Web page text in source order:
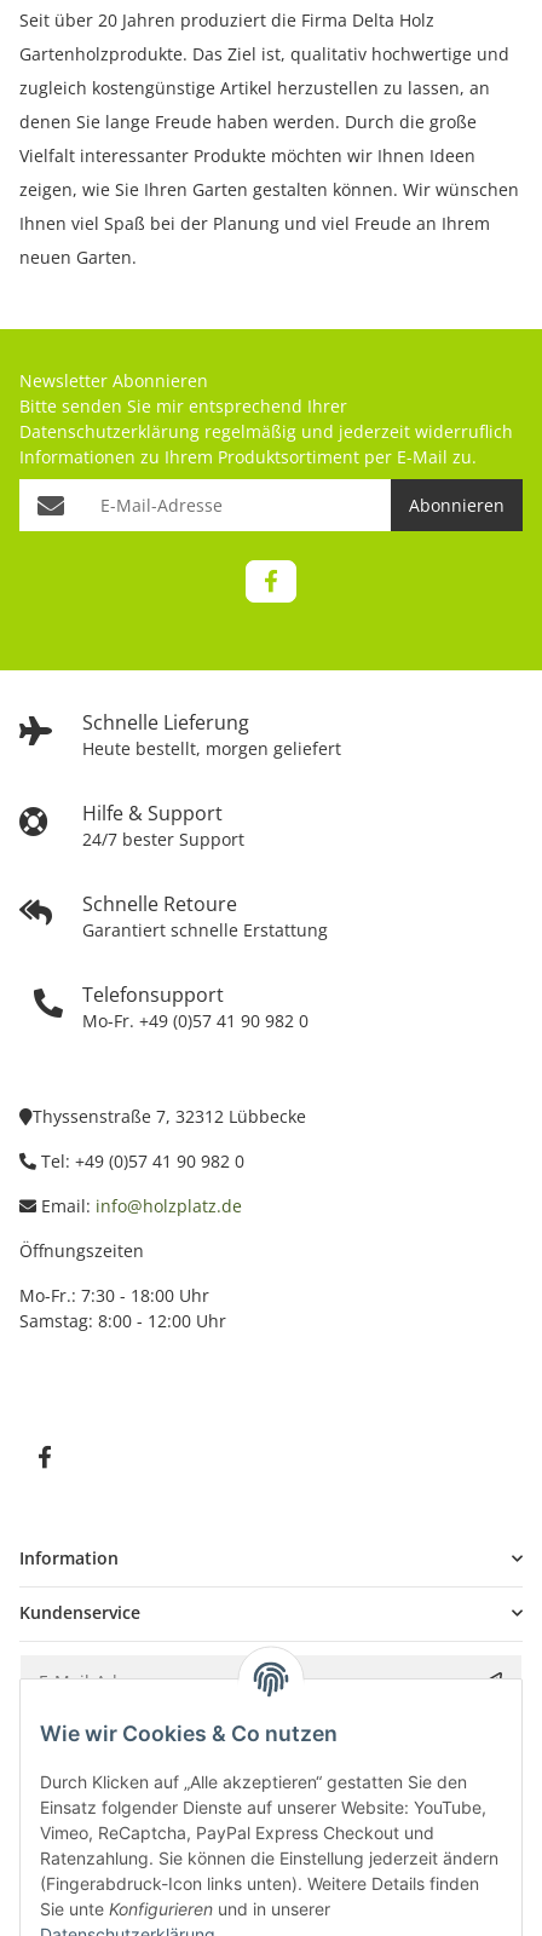
Seit über 20 Jahren produziert die Firma Delta Holz
Gartenholzprodukte. Das Ziel ist, qualitativ hochwertige und
zugleich kostengünstige Artikel herzustellen zu lassen, an
denen Sie lange Freude haben werden. Durch die große
Vielfalt interessanter Produkte möchten wir Ihnen Ideen
zeigen, wie Sie Ihren Garten gestalten können. Wir wünschen
Ihnen viel Spaß bei der Planung und viel Freude an Ihrem
neuen Garten.
Schnelle Lieferung
Heute bestellt, morgen geliefert
Hilfe & Support
24/7 bester Support
Schnelle Retoure
Garantiert schnelle Erstattung
Telefonsupport
Mo-Fr. +49 (0)57 41 90 982 0
Newsletter Abonnieren
Bitte senden Sie mir entsprechend Ihrer
Datenschutzerklärung regelmäßig und jederzeit widerruflich
Informationen zu Ihrem Produktsortiment per E-Mail zu.
Abonnieren
Thyssenstraße 7, 32312 Lübbecke
Tel: +49 (0)57 41 90 982 0
Email: info@holzplatz.de
Öffnungszeiten
Mo-Fr.: 7:30 - 18:00 Uhr
Samstag: 8:00 - 12:00 Uhr
Information
Kundenservice
Bitte senden Sie mir entsprechend IhrerDatenschutzerklärung
Wie wir Cookies & Co nutzen
Durch Klicken auf „Alle akzeptieren“ gestatten Sie den
Einsatz folgender Dienste auf unserer Website: YouTube,
Vimeo, ReCaptcha, PayPal Express Checkout und
Ratenzahlung. Sie können die Einstellung jederzeit ändern
(Fingerabdruck-Icon links unten). Weitere Details finden
Sie unte Konfigurieren und in unserer